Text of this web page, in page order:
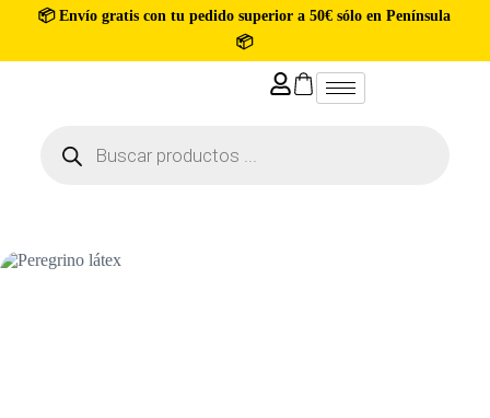
📦 Envío gratis con tu pedido superior a 50€ sólo en Península
📦